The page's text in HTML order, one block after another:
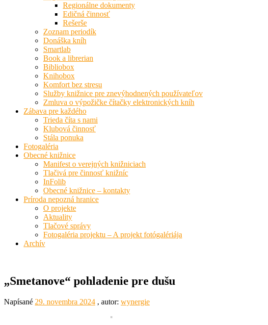
Regionálne dokumenty
Edičná činnosť
Rešerše
Zoznam periodík
Donáška kníh
Smartlab
Book a librerian
Bibliobox
Knihobox
Komfort bez stresu
Služby knižnice pre znevýhodnených používateľov
Zmluva o výpožičke čítačky elektronických kníh
Zábava pre každého
Trieda číta s nami
Klubová činnosť
Stála ponuka
Fotogaléria
Obecné knižnice
Manifest o verejných knižniciach
Tlačivá pre činnosť knižníc
InFolib
Obecné knižnice – kontakty
Príroda nepozná hranice
O projekte
Aktuality
Tlačové správy
Fotogaléria projektu – A projekt fotógalériája
Archív
„Smetanove“ pohladenie pre dušu
Napísané 29. novembra 2024 , autor: wynergie